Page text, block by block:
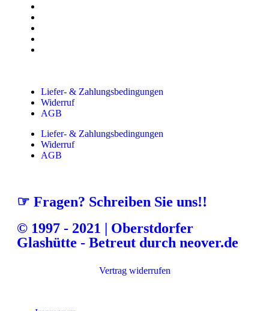
Liefer- & Zahlungsbedingungen
Widerruf
AGB
Liefer- & Zahlungsbedingungen
Widerruf
AGB
☞ Fragen? Schreiben Sie uns!!
© 1997 - 2021 | Oberstdorfer
Glashütte - Betreut durch neover.de
Vertrag widerrufen